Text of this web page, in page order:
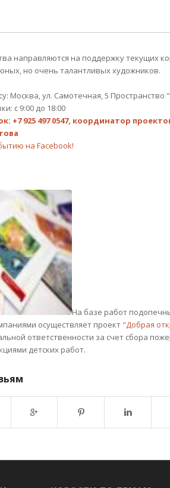
направляются на поддержку текущих
но очень талантливых художников.
Москва, ул. Самотечная, 5 Пространство
с 9:00 до 18:00
+7 925 497 0547, координатор
на Facebook!
На базе работ
осуществляет проект "Добрая
ответственности за счет сбора
детских работ.